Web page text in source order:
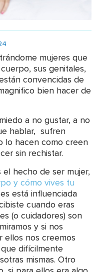
mujeres que
sus genitales,
convencidas de
bien hacer de
a no gustar, a no
hablar, sufren
lo hacen como creen
sin rechistar.
el hecho de ser mujer,
y cómo vives tu
está influenciada
cuando eras
(o cuidadores) son
y si nos
ellos nos creemos
difícilmente
mismas. Otro